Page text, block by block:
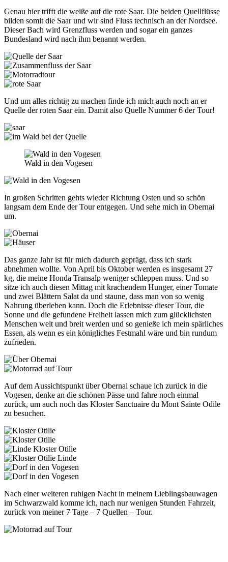
Genau hier trifft die weiße auf die rote Saar. Die beiden Quellflüsse
bilden somit die Saar und wir sind Fluss technisch an der Nordsee.
Dieser Bach wird Grenzfluss werden und sogar ein ganzes
Bundesland wird nach ihm benannt werden.
Und um alles richtig zu machen finde ich mich auch noch an er
Quelle der roten Saar ein. Damit also Quelle Nummer 6 der Tour!
Wald in den Vogesen
In großen Schritten gehts wieder Richtung Osten und so schön
langsam dem Ende der Tour entgegen. Und sehe mich in Obernai
um.
Das ganze Jahr ist für mich dadurch geprägt, dass ich stark
abnehmen wollte. Von April bis Oktober werden es insgesamt 27
kg, die meine Honda Transalp weniger schleppen muss. Und so
sitze ich auch diesen Mittag mit krachendem Hunger, einer Tomate
und zwei Blättern Salat da und staune, dass man von so wenig
Nahrung überleben kann. Doch die Erlebnisse dieser Tour, die
Sonne und die gefundene Freiheit lassen mich zum glücklichsten
Menschen weit und breit werden und so genieße ich mein spärliches
Essen, als wenn es ein königliches Festmahl wäre und bin rundum
zufrieden.
Auf dem Aussichtspunkt über Obernai schaue ich zurück in die
Vogesen, denke an die schönen Pässe und fahre noch einmal
zurück, um auch noch das Kloster Sanctuaire du Mont Sainte Odile
zu besuchen.
Nach einer weiteren ruhigen Nacht in meinem Lieblingsbauwagen
im Schwarzwald komme ich, nach nur wenigen Stunden Fahrzeit,
zurück von meiner 7 Tage – 7 Quellen – Tour.